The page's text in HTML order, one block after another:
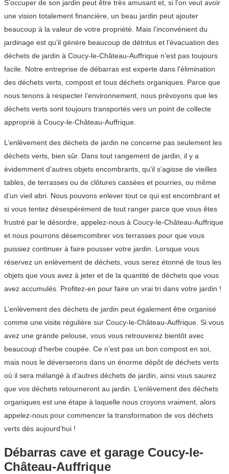
S’occuper de son jardin peut être très amusant et, si l’on veut avoir
une vision totalement financière, un beau jardin peut ajouter
beaucoup à la valeur de votre propriété. Mais l’inconvénient du
jardinage est qu’il génère beaucoup de détritus et l’évacuation des
déchets de jardin à Coucy-le-Château-Auffrique n’est pas toujours
facile. Notre entreprise de débarras est experte dans l’élimination
des déchets verts, compost et tous déchets organiques. Parce que
nous tenons à respecter l’environnement, nous prévoyons que les
déchets verts sont toujours transportés vers un point de collecte
approprié à Coucy-le-Château-Auffrique.
L’enlèvement des déchets de jardin ne concerne pas seulement les
déchets verts, bien sûr. Dans tout rangement de jardin, il y a
évidemment d’autres objets encombrants, qu’il s’agisse de vieilles
tables, de terrasses ou de clôtures cassées et pourries, ou même
d’un vieil abri. Nous pouvons enlever tout ce qui est encombrant et
si vous tentez désespérément de tout ranger parce que vous êtes
frustré par le désordre, appelez-nous à Coucy-le-Château-Auffrique
et nous pourrons désemcombrer vos terrasses pour que vous
puissiez continuer à faire pousser votre jardin. Lorsque vous
réservez un enlèvement de déchets, vous serez étonné de tous les
objets que vous avez à jeter et de la quantité de déchets que vous
avez accumulés. Profitez-en pour faire un vrai tri dans votre jardin !
L’enlèvement des déchets de jardin peut également être organisé
comme une visite régulière sur Coucy-le-Château-Auffrique. Si vous
avez une grande pelouse, vous vous retrouverez bientôt avec
beaucoup d’herbe coupée. Ce n’est pas un bon compost en soi,
mais nous le déverserons dans un énorme dépôt de déchets verts
où il sera mélangé à d’autres déchets de jardin, ainsi vous saurez
que vos déchets retourneront au jardin. L’enlèvement des déchets
organiques est une étape à laquelle nous croyons vraiment, alors
appelez-nous pour commencer la transformation de vos déchets
verts dès aujourd’hui !
Débarras cave et garage Coucy-le-
Château-Auffrique